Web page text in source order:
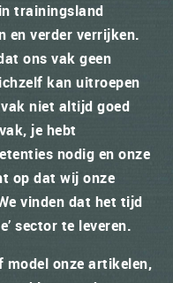
trainingsland
en verder verrijken.
ons vak geen
kan uitroepen
niet altijd goed
je hebt
nodig en onze
op dat wij onze
vinden dat het tijd
sector te leveren.
model onze artikelen,